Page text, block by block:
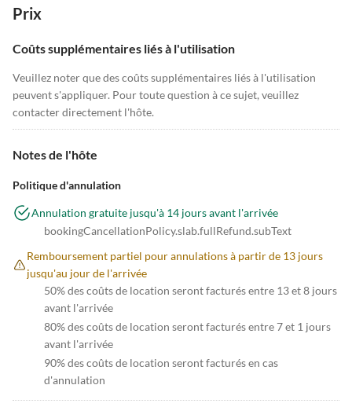
Prix
Coûts supplémentaires liés à l'utilisation
Veuillez noter que des coûts supplémentaires liés à l'utilisation
peuvent s'appliquer. Pour toute question à ce sujet, veuillez
contacter directement l'hôte.
Notes de l'hôte
Politique d'annulation
Annulation gratuite jusqu'à 14 jours avant l'arrivée
bookingCancellationPolicy.slab.fullRefund.subText
Remboursement partiel pour annulations à partir de 13 jours
jusqu'au jour de l'arrivée
50% des coûts de location seront facturés entre 13 et 8 jours
avant l'arrivée
80% des coûts de location seront facturés entre 7 et 1 jours
avant l'arrivée
90% des coûts de location seront facturés en cas
d'annulation